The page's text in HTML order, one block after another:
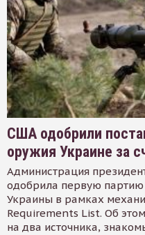
США одобрили
оружия Украине за
Администрация
одобрила первую
Украины в рамках
Requirements List. Об
на два источника,